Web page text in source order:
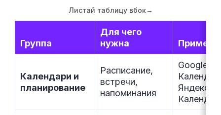
Листай таблицу вбок→
Группа
Для чего
нужна
Примеры
Календари и
планирование
Расписание,
встречи,
напоминания
Google
Яндекс